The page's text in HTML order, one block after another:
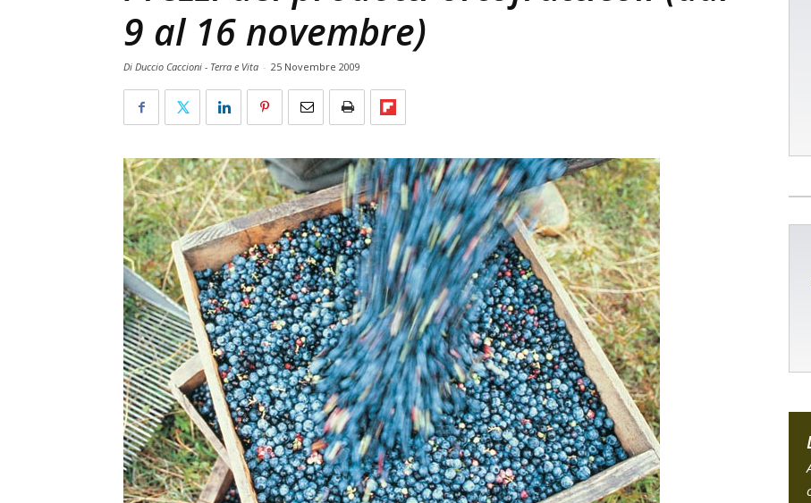
9 al 16 novembre)
Di Duccio Caccioni - Terra e Vita - 25 Novembre 2009